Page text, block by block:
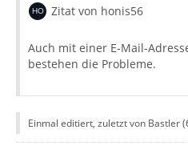
Zitat von honis56
Auch mit einer E-Mail-
bestehen die Probleme.
Einmal editiert, zuletzt von Bastler (